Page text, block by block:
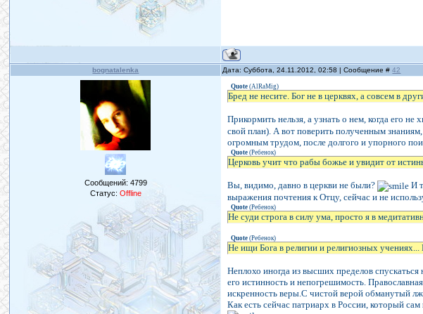
bognatalenka Дата: Суббота, 24.11.2012, 02:58 | Сообщение #42
Сообщений: 4799
Статус: Offline
Quote (AlRaMig)
Бред не несите. Бог не в церквях, а совсем в
Прикормить нельзя, а узнать о нем, когда его
свой план). А вот поверить полученным
огромным трудом, после долгого и упорного
Quote (Ребенок)
Церковь учит что рабы божье и увидит от
Вы, видимо, давно в церкви не были?
И
выражения почтения к Отцу, сейчас и не
Quote (Ребенок)
Не суди строга в силу ума, просто я в
Quote (Ребенок)
Не ищи Бога в религии и религиозных учениях...
Неплохо иногда из высших пределов
его истинность и непогрешимость.
искренность веры.С чистой верой обманутый
Как есть сейчас патриарх в России, который